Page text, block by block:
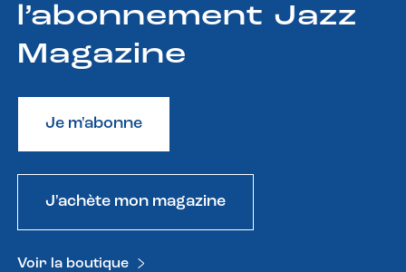
l’abonnement Jazz
Magazine
Je m'abonne
J'achète mon magazine
Voir la boutique